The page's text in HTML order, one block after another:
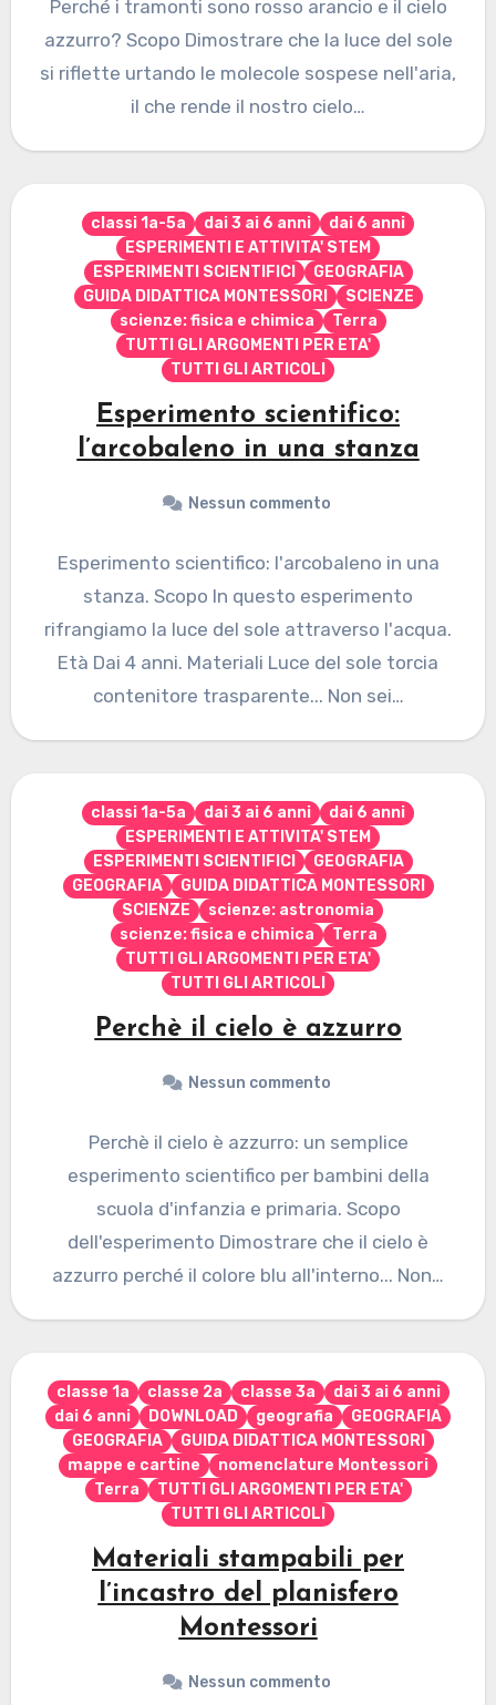
Perché i tramonti sono rosso arancio e il cielo
azzurro? Scopo Dimostrare che la luce del sole
si riflette urtando le molecole sospese nell'aria,
il che rende il nostro cielo…
classi 1a-5a dai 3 ai 6 anni
dai 6 anni
ESPERIMENTI E ATTIVITA' STEM
ESPERIMENTI SCIENTIFICI
GEOGRAFIA
GUIDA DIDATTICA MONTESSORI
SCIENZE
scienze: fisica e chimica
Terra
TUTTI GLI ARGOMENTI PER ETA'
TUTTI GLI ARTICOLI
Esperimento scientifico:
l’arcobaleno in una stanza
Nessun commento
Esperimento scientifico: l'arcobaleno in una
stanza. Scopo In questo esperimento
rifrangiamo la luce del sole attraverso l'acqua.
Età Dai 4 anni. Materiali Luce del sole torcia
contenitore trasparente... Non sei…
classi 1a-5a dai 3 ai 6 anni
dai 6 anni
ESPERIMENTI E ATTIVITA' STEM
ESPERIMENTI SCIENTIFICI
GEOGRAFIA
GEOGRAFIA
GUIDA DIDATTICA MONTESSORI
SCIENZE
scienze: astronomia
scienze: fisica e chimica
Terra
TUTTI GLI ARGOMENTI PER ETA'
TUTTI GLI ARTICOLI
Perchè il cielo è azzurro
Nessun commento
Perchè il cielo è azzurro: un semplice
esperimento scientifico per bambini della
scuola d'infanzia e primaria. Scopo
dell'esperimento Dimostrare che il cielo è
azzurro perché il colore blu all'interno... Non…
classe 1a classe 2a classe 3a
dai 3 ai 6 anni
dai 6 anni
DOWNLOAD geografia
GEOGRAFIA
GEOGRAFIA
GUIDA DIDATTICA MONTESSORI
mappe e cartine
nomenclature Montessori
Terra
TUTTI GLI ARGOMENTI PER ETA'
TUTTI GLI ARTICOLI
Materiali stampabili per
l’incastro del planisfero
Montessori
Nessun commento